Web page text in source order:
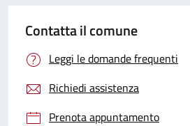
Contatta il comune
Leggi le domande frequenti
Richiedi assistenza
Prenota appuntamento